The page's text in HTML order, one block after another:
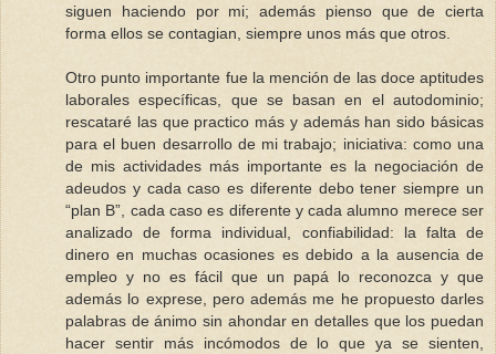
siguen haciendo por mi; además pienso que de cierta
forma ellos se contagian, siempre unos más que otros.
Otro punto importante fue la mención de las doce aptitudes
laborales específicas, que se basan en el autodominio;
rescataré las que practico más y además han sido básicas
para el buen desarrollo de mi trabajo; iniciativa: como una
de mis actividades más importante es la negociación de
adeudos y cada caso es diferente debo tener siempre un
“plan B”, cada caso es diferente y cada alumno merece ser
analizado de forma individual, confiabilidad: la falta de
dinero en muchas ocasiones es debido a la ausencia de
empleo y no es fácil que un papá lo reconozca y que
además lo exprese, pero además me he propuesto darles
palabras de ánimo sin ahondar en detalles que los puedan
hacer sentir más incómodos de lo que ya se sienten,